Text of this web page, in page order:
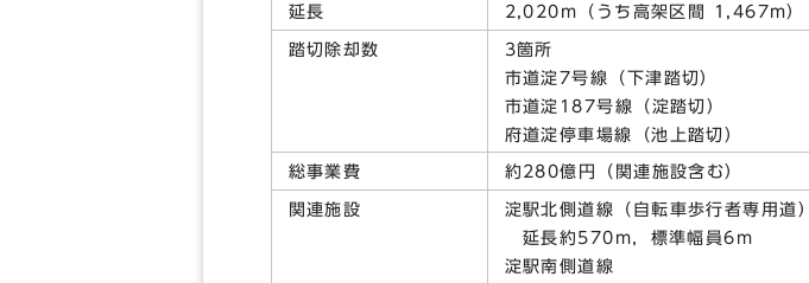
延長 2,020m（うち高架区間 1,467m）
踏切除却数
3箇所
市道淀7号線（下津踏切）
市道淀187号線（淀踏切）
府道淀停車場線（池上踏切）
総事業費 約280億円（関連施設含む）
関連施設
淀駅北側道線（自転車歩行者専用道）
延長約570m，標準幅員6m
淀駅南側道線